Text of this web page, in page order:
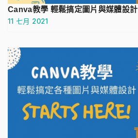
Canva教學 輕鬆搞定圖片與媒體設計
11 七月 2021